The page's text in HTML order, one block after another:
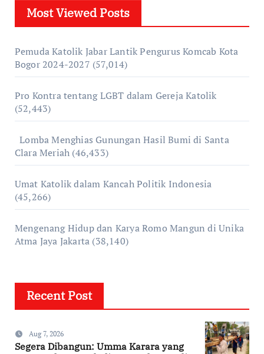
Most Viewed Posts
Pemuda Katolik Jabar Lantik Pengurus Komcab Kota
Bogor 2024-2027 (57,014)
Pro Kontra tentang LGBT dalam Gereja Katolik
(52,443)
Lomba Menghias Gunungan Hasil Bumi di Santa
Clara Meriah (46,433)
Umat Katolik dalam Kancah Politik Indonesia
(45,266)
Mengenang Hidup dan Karya Romo Mangun di Unika
Atma Jaya Jakarta (38,140)
Recent Post
Aug 7, 2026
Segera Dibangun: Umma Karara yang